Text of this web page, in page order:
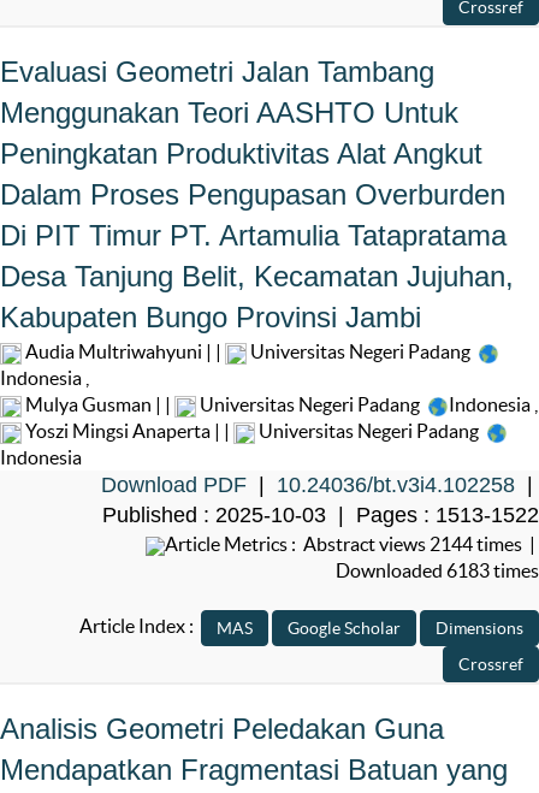
Evaluasi Geometri Jalan Tambang
Menggunakan Teori AASHTO Untuk
Peningkatan Produktivitas Alat Angkut
Dalam Proses Pengupasan Overburden
Di PIT Timur PT. Artamulia Tatapratama
Desa Tanjung Belit, Kecamatan Jujuhan,
Kabupaten Bungo Provinsi Jambi
Audia Multriwahyuni | |
Universitas Negeri Padang
Indonesia
Mulya Gusman | |
Universitas Negeri Padang Indonesia
Yoszi Mingsi Anaperta | |
Universitas Negeri Padang
Indonesia
Download PDF 10.24036/bt.v3i4.102258
Published : 2025-10-03 | Pages : 1513-1522
Article Metrics : Abstract views 2144 times |
Downloaded 6183 times
Article Index :
Analisis Geometri Peledakan Guna
Mendapatkan Fragmentasi Batuan yang